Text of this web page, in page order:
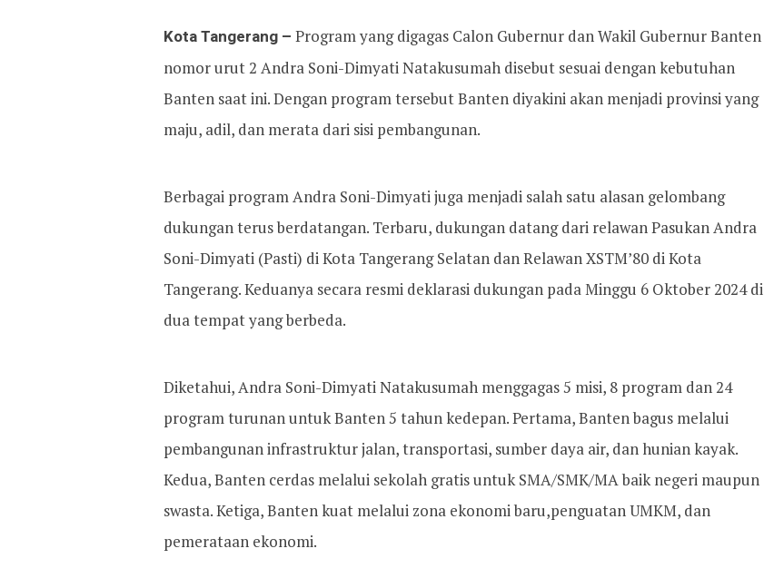
Kota Tangerang – Program yang digagas Calon Gubernur dan Wakil Gubernur Banten
nomor urut 2 Andra Soni-Dimyati Natakusumah disebut sesuai dengan kebutuhan
Banten saat ini. Dengan program tersebut Banten diyakini akan menjadi provinsi yang
maju, adil, dan merata dari sisi pembangunan.
Berbagai program Andra Soni-Dimyati juga menjadi salah satu alasan gelombang
dukungan terus berdatangan. Terbaru, dukungan datang dari relawan Pasukan Andra
Soni-Dimyati (Pasti) di Kota Tangerang Selatan dan Relawan XSTM’80 di Kota
Tangerang. Keduanya secara resmi deklarasi dukungan pada Minggu 6 Oktober 2024 di
dua tempat yang berbeda.
Diketahui, Andra Soni-Dimyati Natakusumah menggagas 5 misi, 8 program dan 24
program turunan untuk Banten 5 tahun kedepan. Pertama, Banten bagus melalui
pembangunan infrastruktur jalan, transportasi, sumber daya air, dan hunian kayak.
Kedua, Banten cerdas melalui sekolah gratis untuk SMA/SMK/MA baik negeri maupun
swasta. Ketiga, Banten kuat melalui zona ekonomi baru,penguatan UMKM, dan
pemerataan ekonomi.